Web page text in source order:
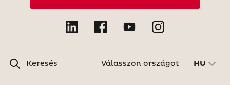
Keresés Válasszon országot HU